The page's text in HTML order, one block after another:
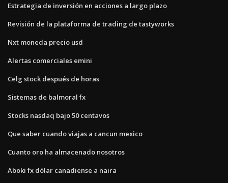
Estrategia de inversión en acciones a largo plazo
Revisión de la plataforma de trading de tastyworks
Nxt moneda precio usd
Alertas comerciales emini
Celg stock después de horas
Sistemas de balmoral fx
Stocks nasdaq bajo 50 centavos
Que saber cuando viajas a cancun mexico
Cuanto oro ha almacenado nosotros
Aboki fx dólar canadiense a naira